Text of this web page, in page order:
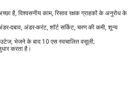
है, विश्वसनीय काम, रिसाव रक्षक ग्राहकों के अनुरोध के
दबाव, अंडर-करंट, शॉर्ट सर्किट, चरण की कमी, शून्य
भेजने के बाद 10 एस स्वचालित वसूली;
करता है।